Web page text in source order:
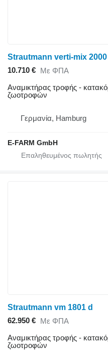
Strautmann verti-mix
10.710 € Με ΦΠΑ
Αναμικτήρας τροφής -
ζωοτροφών
Γερμανία, Hamburg
E-FARM GmbH
Strautmann vm 1801 d
62.950 € Με ΦΠΑ
Αναμικτήρας τροφής -
ζωοτροφών